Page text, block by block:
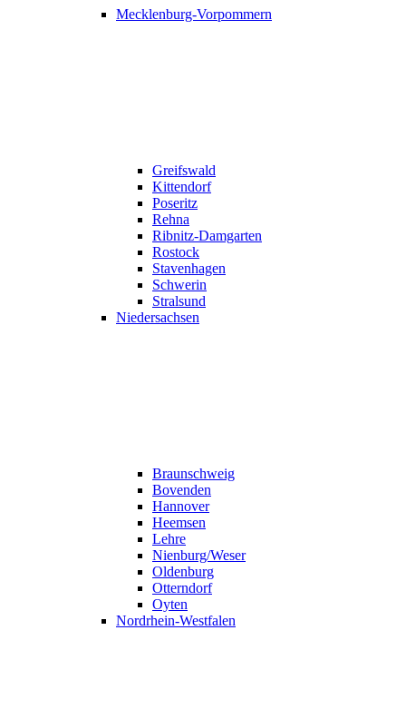
Mecklenburg-Vorpommern
Greifswald
Kittendorf
Poseritz
Rehna
Ribnitz-Damgarten
Rostock
Stavenhagen
Schwerin
Stralsund
Niedersachsen
Braunschweig
Bovenden
Hannover
Heemsen
Lehre
Nienburg/Weser
Oldenburg
Otterndorf
Oyten
Nordrhein-Westfalen